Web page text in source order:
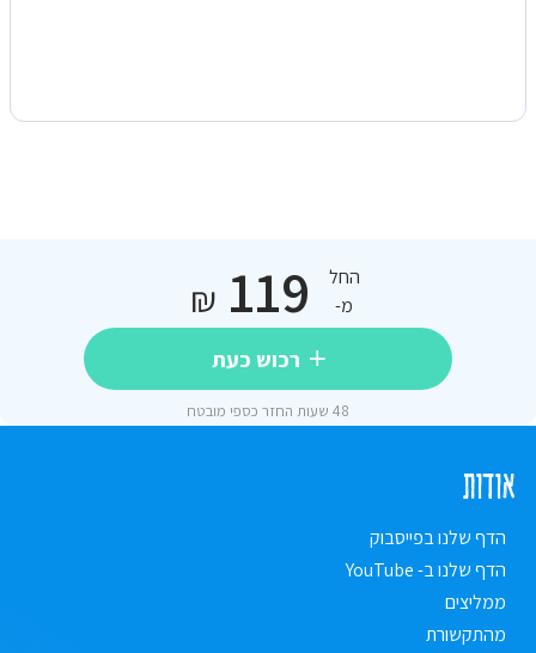
החל
מ-
119
₪
רכוש כעת
48 שעות החזר כספי מובטח
אודות
הדף שלנו בפייסבוק
הדף שלנו ב- YouTube
ממליצים
מהתקשורת